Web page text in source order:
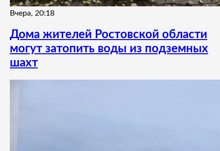
Вчера, 20:18
Дома жителей Ростовской области
могут затопить воды из подземных
шахт